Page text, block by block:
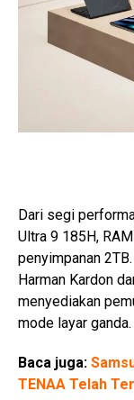
Dari segi
Ultra 9 185H,
penyimpanan
Harman Kardon
menyediakan
mode layar ganda.
Baca juga:
TENAA Telah